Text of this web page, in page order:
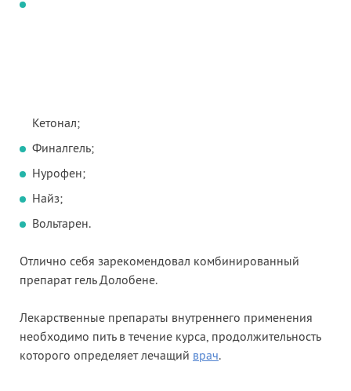
Кетонал;
Финалгель;
Нурофен;
Найз;
Вольтарен.
Отлично себя зарекомендовал комбинированный
препарат гель Долобене.
Лекарственные препараты внутреннего применения
необходимо пить в течение курса, продолжительность
которого определяет лечащий врач.